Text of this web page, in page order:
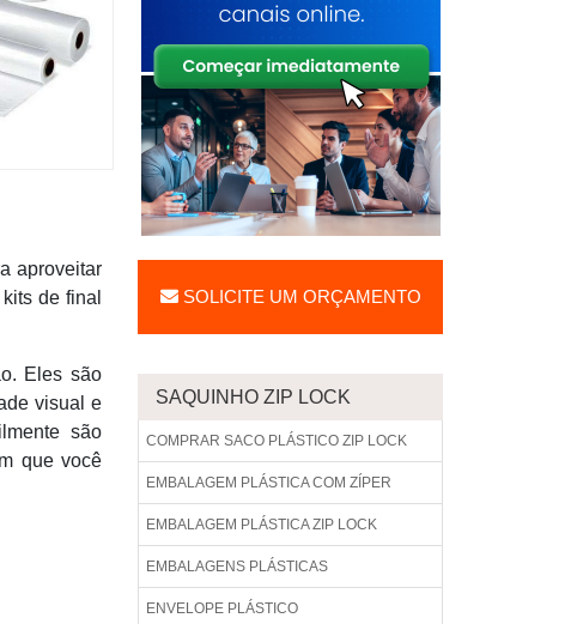
aproveitar
de final
Eles são
visual e
são
que você
SOLICITE UM ORÇAMENTO
SAQUINHO ZIP LOCK
COMPRAR SACO PLÁSTICO ZIP LOCK
EMBALAGEM PLÁSTICA COM ZÍPER
EMBALAGEM PLÁSTICA ZIP LOCK
EMBALAGENS PLÁSTICAS
ENVELOPE PLÁSTICO